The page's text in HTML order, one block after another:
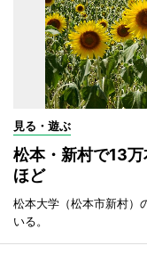
見る・遊ぶ
松本・新村で13
ほど
松本大学（松本市新村）
いる。